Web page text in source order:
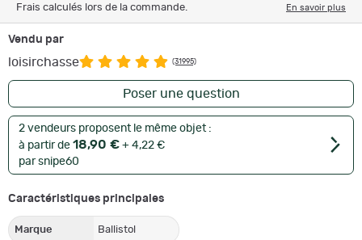
Frais calculés lors de la commande.
En savoir plus
Vendu par
loisirchasse (31995)
Poser une question
2 vendeurs proposent le même objet :
à partir de 18,90 € + 4,22 €
par snipe60
Caractéristiques principales
Marque Ballistol